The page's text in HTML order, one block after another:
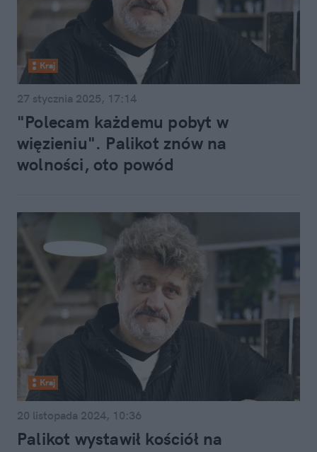
Kraj
27 stycznia 2025, 17:14
"Polecam każdemu pobyt w
więzieniu". Palikot znów na
wolności, oto powód
Kraj
20 listopada 2024, 10:36
Palikot wystawił kościół na